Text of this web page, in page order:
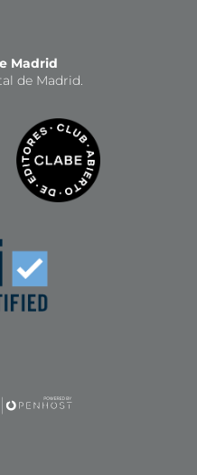
Madrid
de Madrid.